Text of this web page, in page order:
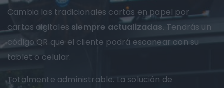
Cambia las tradicionales cartas en papel por
cartas digitales siempre actualizadas. Tendrás un
código QR que el cliente podrá escanear con su
tablet o celular.
Totalmente administrable. La solución de